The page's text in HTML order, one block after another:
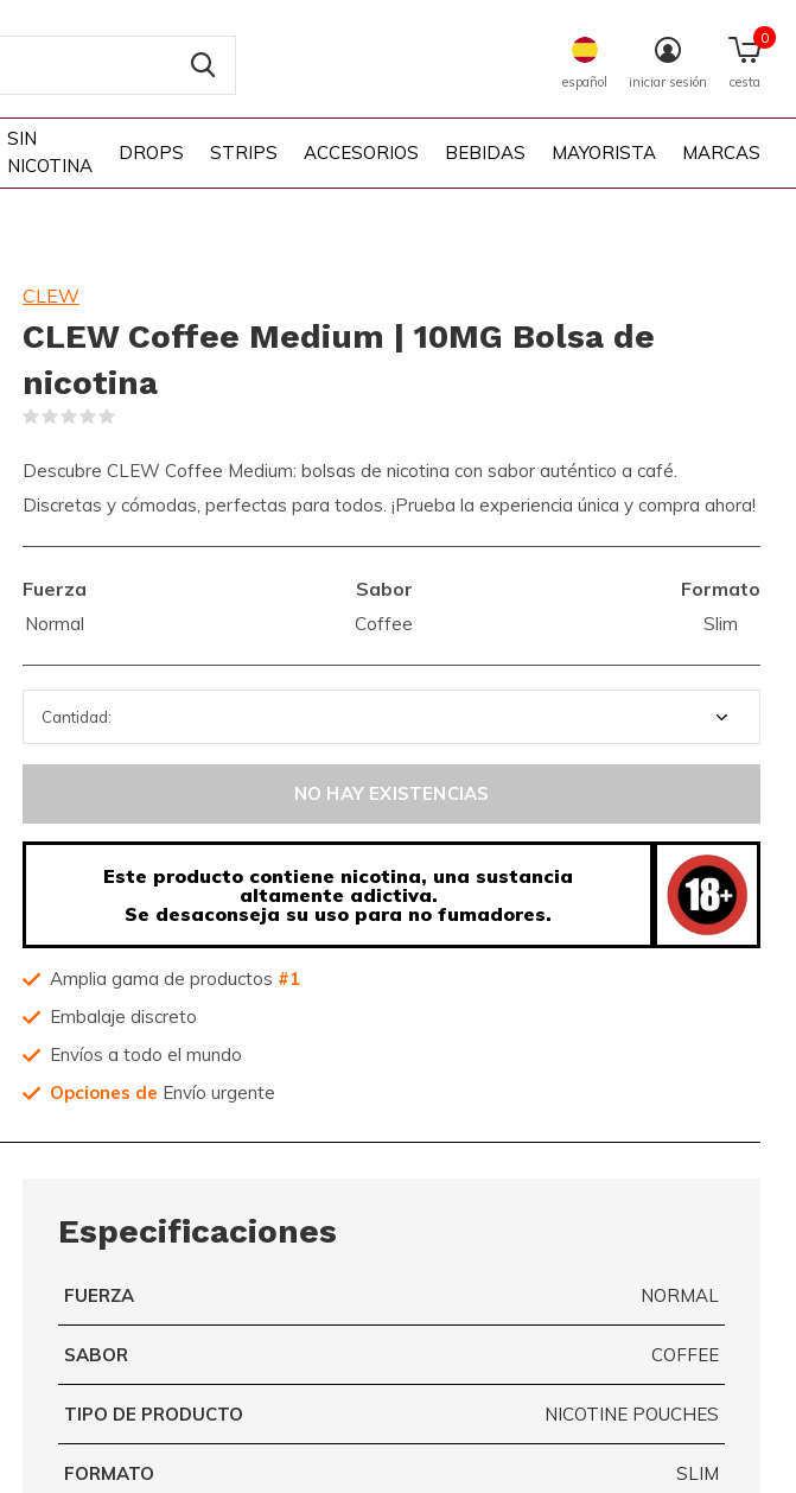
SIN
NICOTINA
DROPS STRIPS ACCESORIOS BEBIDAS MAYORISTA MARCAS
español iniciar sesión cesta
0
CLEW
CLEW Coffee Medium | 10MG Bolsa de
nicotina
Descubre CLEW Coffee Medium: bolsas de nicotina con sabor auténtico a café.
Discretas y cómodas, perfectas para todos. ¡Prueba la experiencia única y compra ahora!
Fuerza
Normal
Sabor
Coffee
Formato
Slim
NO HAY EXISTENCIAS
Este producto contiene nicotina, una sustancia
altamente adictiva.
Se desaconseja su uso para no fumadores.
Amplia gama de productos #1
Embalaje discreto
Envíos a todo el mundo
Opciones de Envío urgente
Especificaciones
FUERZA NORMAL
SABOR COFFEE
TIPO DE PRODUCTO NICOTINE POUCHES
FORMATO SLIM